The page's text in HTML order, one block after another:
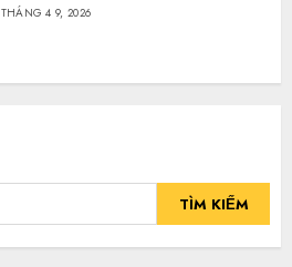
THÁNG 4 9, 2026